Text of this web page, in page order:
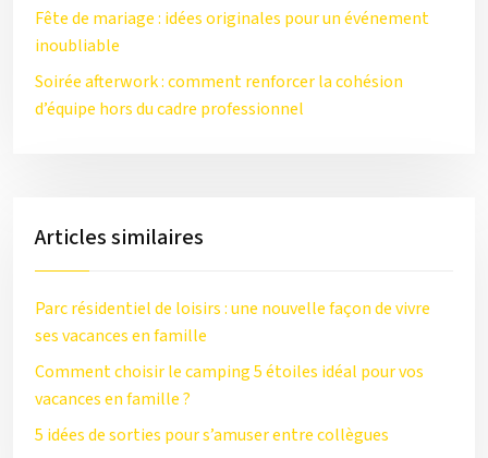
Fête de mariage : idées originales pour un événement
inoubliable
Soirée afterwork : comment renforcer la cohésion
d’équipe hors du cadre professionnel
Articles similaires
Parc résidentiel de loisirs : une nouvelle façon de vivre
ses vacances en famille
Comment choisir le camping 5 étoiles idéal pour vos
vacances en famille ?
5 idées de sorties pour s’amuser entre collègues